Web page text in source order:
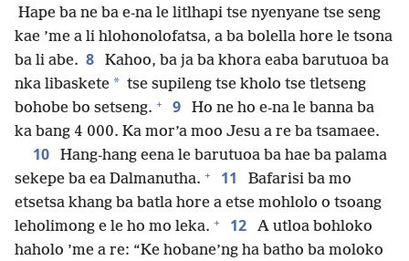
Hape ba ne ba e-na le litlhapi tse nyenyane tse seng
kae ’me a li hlohonolofatsa, a ba bolella hore le tsona
ba li abe. 8
Kahoo, ba ja ba khora eaba barutuoa ba
nka libaskete * tse supileng tse kholo tse tletseng
bohobe bo setseng. + 9
Ho ne ho e-na le banna ba
ka bang 4 000. Ka mor’a moo Jesu a re ba tsamaee.
10
Hang-hang eena le barutuoa ba hae ba palama
sekepe ba ea Dalmanutha. + 11
Bafarisi ba mo
etsetsa khang ba batla hore a etse mohlolo o tsoang
leholimong e le ho mo leka. + 12
A utloa bohloko
haholo ’me a re: “Ke hobane’ng ha batho ba moloko